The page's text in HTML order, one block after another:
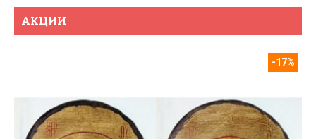
АКЦИИ
-17%